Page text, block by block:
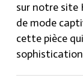
sur notre site
de mode
cette pièce